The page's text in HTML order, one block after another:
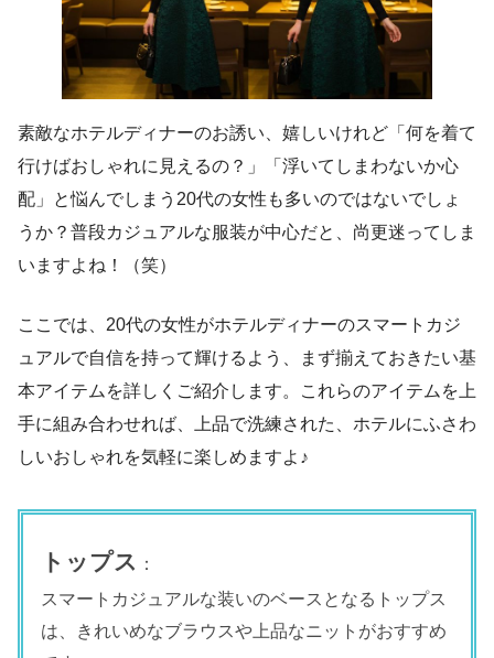
素敵なホテルディナーのお誘い、嬉しいけれど「何を着て
行けばおしゃれに見えるの？」「浮いてしまわないか心
配」と悩んでしまう20代の女性も多いのではないでしょ
うか？普段カジュアルな服装が中心だと、尚更迷ってしま
いますよね！（笑）
ここでは、20代の女性がホテルディナーのスマートカジ
ュアルで自信を持って輝けるよう、まず揃えておきたい基
本アイテムを詳しくご紹介します。これらのアイテムを上
手に組み合わせれば、上品で洗練された、ホテルにふさわ
しいおしゃれを気軽に楽しめますよ♪
トップス ：
スマートカジュアルな装いのベースとなるトップス
は、きれいめなブラウスや上品なニットがおすすめ